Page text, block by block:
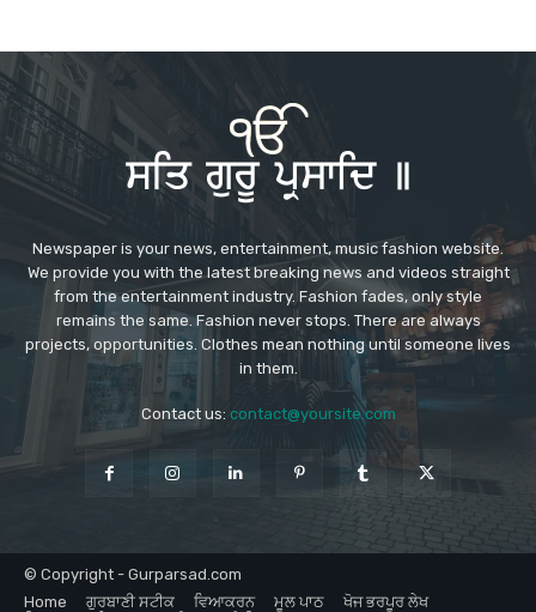
Newspaper is your news, entertainment, music fashion website.
We provide you with the latest breaking news and videos straight
from the entertainment industry. Fashion fades, only style
remains the same. Fashion never stops. There are always
projects, opportunities. Clothes mean nothing until someone lives
in them.
Contact us: contact@yoursite.com
© Copyright - Gurparsad.com
Home
ਗੁਰਬਾਣੀ ਸਟੀਕ ਵਿਆਕਰਨ ਮੂਲ ਪਾਠ
ਖੋਜ ਭਰਪੂਰ ਲੇਖ